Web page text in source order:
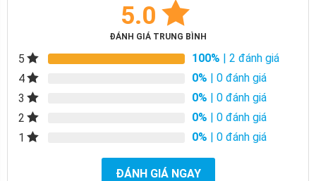
5.0
ĐÁNH GIÁ TRUNG BÌNH
5 100% | 2 đánh giá
4
0% | 0 đánh giá
3
0% | 0 đánh giá
2
0% | 0 đánh giá
1
0% | 0 đánh giá
ĐÁNH GIÁ NGAY